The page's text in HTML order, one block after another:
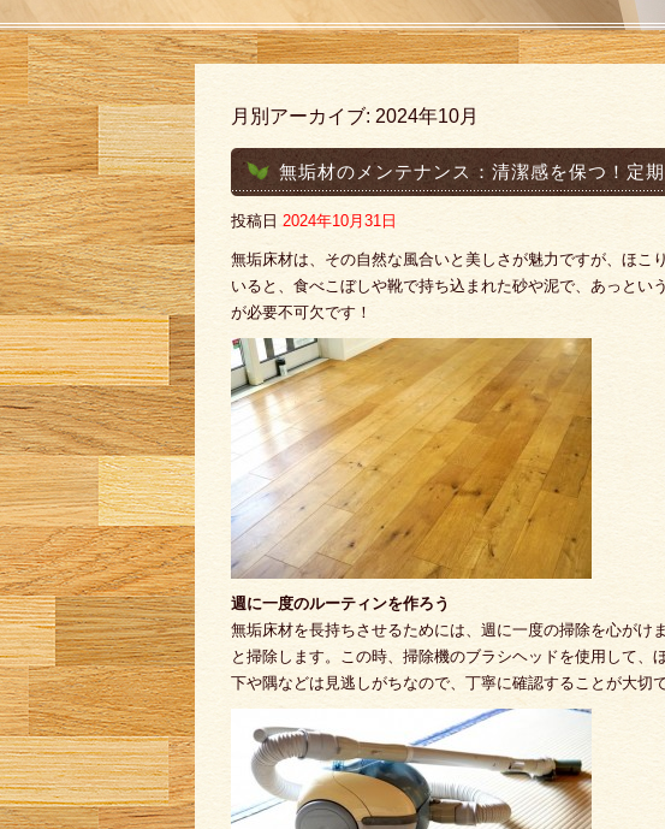
月別アーカイブ: 2024年10月
無垢材のメンテナンス：清潔感を保つ！定
投稿日 2024年10月31日
無垢床材は、その自然な風合いと美しさが魅力ですが、ほ
いると、食べこぼしや靴で持ち込まれた砂や泥で、あっと
が必要不可欠です！
週に一度のルーティンを作ろう
無垢床材を長持ちさせるためには、週に一度の掃除を心がけ
と掃除します。この時、掃除機のブラシヘッドを使用して
下や隅などは見逃しがちなので、丁寧に確認することが大切で